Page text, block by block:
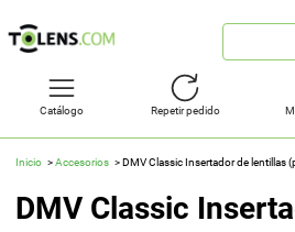
Búsqueda
rápida
Catálogo Repetir pedido
Inicio Accesorios DMV Classic Insertador de lentillas
DMV Classic